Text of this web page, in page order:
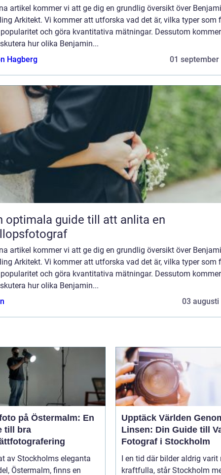
artikel kommer vi att ge dig en grundlig översikt över
Arkitekt. Vi kommer att utforska vad det är, vilka typer som
och göra kvantitativa mätningar. Dessutom
hur olika Benjamin...
Hagberg
01 september
optimala guide till att anlita en
artikel kommer vi att ge dig en grundlig översikt över
Arkitekt. Vi kommer att utforska vad det är, vilka typer som
och göra kvantitativa mätningar. Dessutom
hur olika Benjamin...
03 augusti
på Östermalm: En
till bra
av Stockholms eleganta
Östermalm, finns en
Upptäck Världen
Linsen: Din Guide till
Fotograf i Stockholm
I en tid där bilder aldrig varit
kraftfulla, står Stockholm